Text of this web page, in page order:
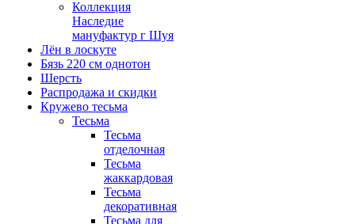
Коллекция
Наследие
мануфактур г Шуя
Лён в лоскуте
Бязь 220 см однотон
Шерсть
Распродажа и скидки
Кружево тесьма
Тесьма
Тесьма
отделочная
Тесьма
жаккардовая
Тесьма
декоративная
Тесьма для